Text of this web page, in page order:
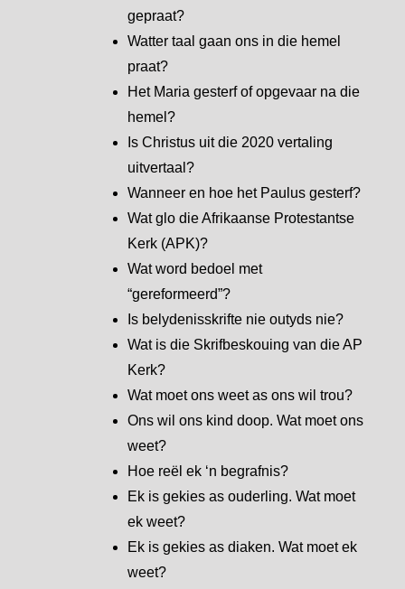
gepraat?
Watter taal gaan ons in die hemel
praat?
Het Maria gesterf of opgevaar na die
hemel?
Is Christus uit die 2020 vertaling
uitvertaal?
Wanneer en hoe het Paulus gesterf?
Wat glo die Afrikaanse Protestantse
Kerk (APK)?
Wat word bedoel met
“gereformeerd”?
Is belydenisskrifte nie outyds nie?
Wat is die Skrifbeskouing van die AP
Kerk?
Wat moet ons weet as ons wil trou?
Ons wil ons kind doop. Wat moet ons
weet?
Hoe reël ek ‘n begrafnis?
Ek is gekies as ouderling. Wat moet
ek weet?
Ek is gekies as diaken. Wat moet ek
weet?